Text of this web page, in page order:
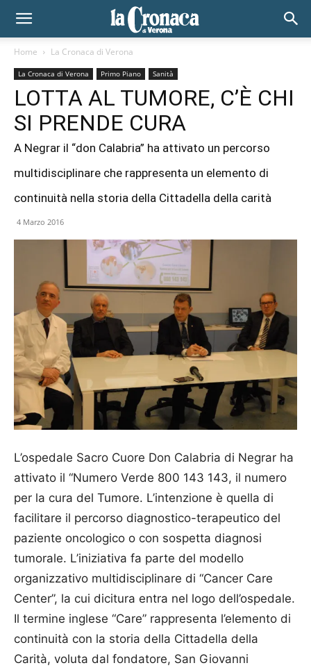
Home La Cronaca di Verona
La Cronaca di Verona Primo Piano Sanità
LOTTA AL TUMORE, C’È CHI
SI PRENDE CURA
A Negrar il “don Calabria” ha attivato un percorso
multidisciplinare che rappresenta un elemento di
continuità nella storia della Cittadella della carità
4 Marzo 2016
L’ospedale Sacro Cuore Don Calabria di Negrar ha
attivato il “Numero Verde 800 143 143, il numero
per la cura del Tumore. L’intenzione è quella di
facilitare il percorso diagnostico-terapeutico del
paziente oncologico o con sospetta diagnosi
tumorale. L’ini­ziativa fa parte del modello
organizzativo multidisciplinare di “Cancer Care
Center”, la cui dicitura entra nel logo dell’ospedale.
Il termine inglese “Care” rappresenta l’elemento di
continuità con la storia della Cittadella della
Carità, voluta dal fondatore, San Giovanni